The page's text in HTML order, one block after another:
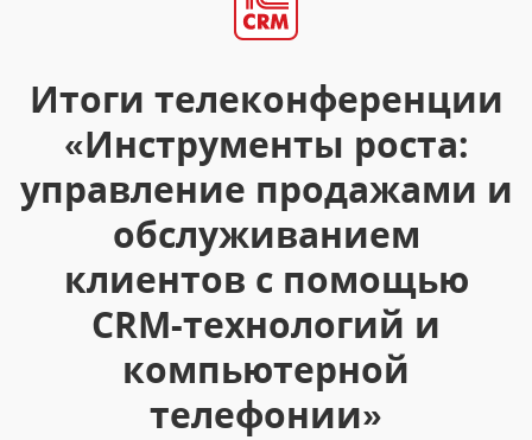
Итоги телеконференции
«Инструменты роста:
управление продажами и
обслуживанием
клиентов с помощью
CRM-технологий и
компьютерной
телефонии»